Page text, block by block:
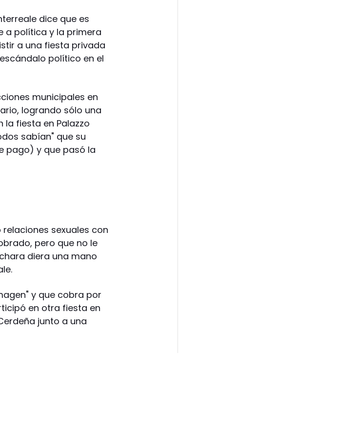
dice que es
a política y la primera
a una fiesta privada
político en el
municipales en
logrando sólo una
la fiesta en Palazzo
sabían" que su
pago) y que pasó la
sexuales con
pero que no le
diera una mano
y que cobra por
en otra fiesta en
junto a una